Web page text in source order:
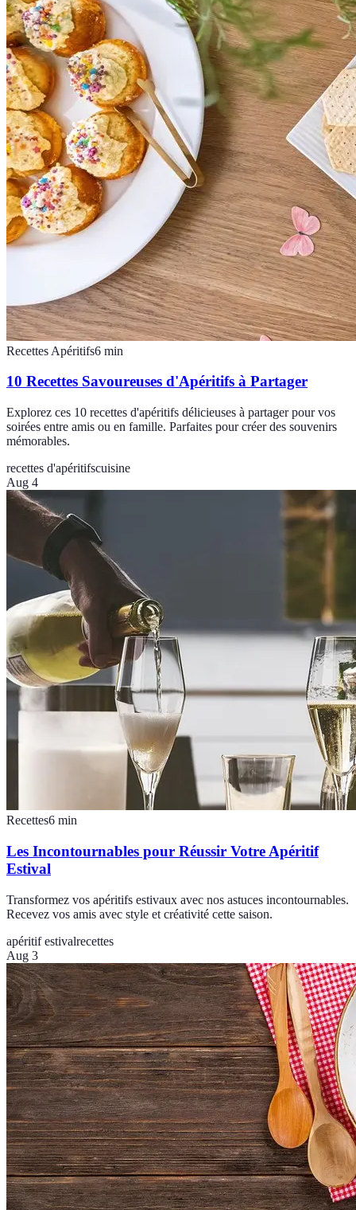
Recettes Apéritifs6 min
10 Recettes Savoureuses d'Apéritifs à Partager
Explorez ces 10 recettes d'apéritifs délicieuses à partager pour vos
soirées entre amis ou en famille. Parfaites pour créer des souvenirs
mémorables.
recettes d'apéritifscuisine
Aug 4
Recettes6 min
Les Incontournables pour Réussir Votre Apéritif
Estival
Transformez vos apéritifs estivaux avec nos astuces incontournables.
Recevez vos amis avec style et créativité cette saison.
apéritif estivalrecettes
Aug 3